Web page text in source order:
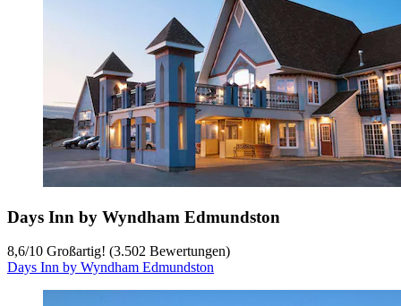
Days Inn by Wyndham Edmundston
8,6/10 Großartig! (3.502 Bewertungen)
Days Inn by Wyndham Edmundston